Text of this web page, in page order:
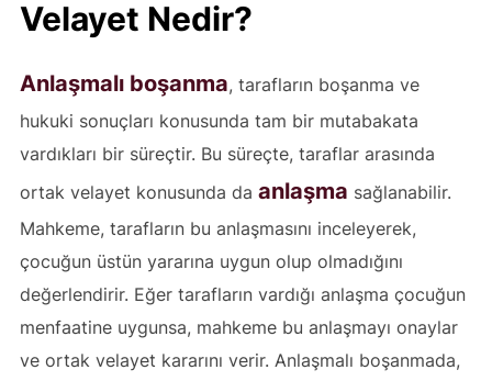
Velayet Nedir?
Anlaşmalı boşanma, tarafların boşanma ve
hukuki sonuçları konusunda tam bir mutabakata
vardıkları bir süreçtir. Bu süreçte, taraflar arasında
ortak velayet konusunda da anlaşma sağlanabilir.
Mahkeme, tarafların bu anlaşmasını inceleyerek,
çocuğun üstün yararına uygun olup olmadığını
değerlendirir. Eğer tarafların vardığı anlaşma çocuğun
menfaatine uygunsa, mahkeme bu anlaşmayı onaylar
ve ortak velayet kararını verir. Anlaşmalı boşanmada,